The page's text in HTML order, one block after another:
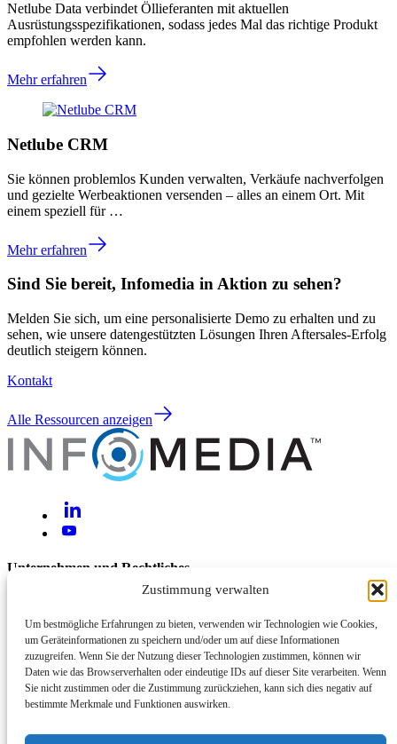
Zustimmung verwalten
Um bestmögliche Erfahrungen zu bieten, verwenden wir Technologien wie Cookies,
um Geräteinformationen zu speichern und/oder um auf diese Informationen
zuzugreifen. Wenn Sie der Nutzung dieser Technologien zustimmen, können wir
Daten wie das Browserverhalten oder eindeutige IDs auf dieser Site verarbeiten. Wenn
Sie nicht zustimmen oder die Zustimmung zurückziehen, kann sich dies negativ auf
bestimmte Merkmale und Funktionen auswirken.
Netlube Data verbindet Öllieferanten mit aktuellen
Ausrüstungsspezifikationen, sodass jedes Mal das richtige Produkt
empfohlen werden kann.
Mehr erfahren
Netlube CRM
Sie können problemlos Kunden verwalten, Verkäufe nachverfolgen
und gezielte Werbeaktionen versenden – alles an einem Ort. Mit
einem speziell für …
Mehr erfahren
Sind Sie bereit, Infomedia in Aktion zu sehen?
Melden Sie sich, um eine personalisierte Demo zu erhalten und zu
sehen, wie unsere datengestützten Lösungen Ihren Aftersales-Erfolg
deutlich steigern können.
Kontakt
Alle Ressourcen anzeigen
Unternehmen und Rechtliches
Kontakt
Hilfe und Support
Rechtliches und Datenschutz
Cyber- und Informationssicherheit